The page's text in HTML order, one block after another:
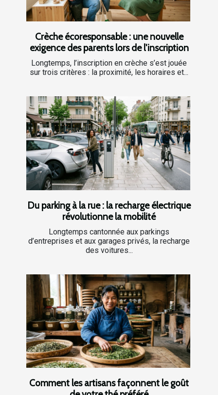
Crèche écoresponsable : une nouvelle
exigence des parents lors de l'inscription
Longtemps, l’inscription en crèche s’est jouée
sur trois critères : la proximité, les horaires et...
Du parking à la rue : la recharge électrique
révolutionne la mobilité
Longtemps cantonnée aux parkings
d’entreprises et aux garages privés, la recharge
des voitures...
Comment les artisans façonnent le goût